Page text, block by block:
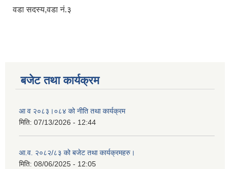
वडा सदस्य,वडा नं.३
बजेट तथा कार्यक्रम
आ व २०८३।०८४ को नीति तथा कार्यक्रम
मिति: 07/13/2026 - 12:44
आ.व. २०८२/८३ को बजेट तथा कार्यक्रमहरु।
मिति: 08/06/2025 - 12:05